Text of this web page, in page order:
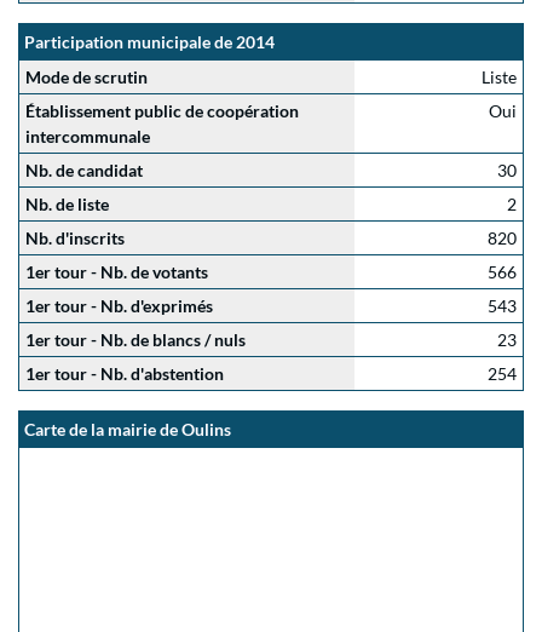
Participation municipale de 2014
Mode de scrutin
Liste
Établissement public de coopération
intercommunale
Oui
Nb. de candidat
30
Nb. de liste
2
Nb. d'inscrits
820
1er tour - Nb. de votants
566
1er tour - Nb. d'exprimés
543
1er tour - Nb. de blancs / nuls
23
1er tour - Nb. d'abstention
254
Carte de la mairie de Oulins